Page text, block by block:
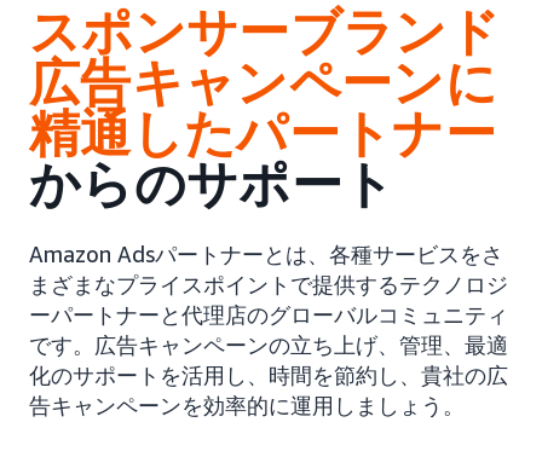
スポンサーブランド
広告キャンペーンに
精通したパートナー
からのサポート
Amazon Adsパートナーとは、各種サービスをさ
まざまなプライスポイントで提供するテクノロジ
ーパートナーと代理店のグローバルコミュニティ
です。広告キャンペーンの立ち上げ、管理、最適
化のサポートを活用し、時間を節約し、貴社の広
告キャンペーンを効率的に運用しましょう。